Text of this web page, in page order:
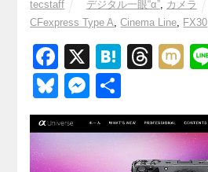
tecstaff デジタル一眼“α”, カメラ
CFexpress Type A,Cinema Line, FX30
F
a
c
e
b
X
H
e
n
a
T
e
a
d
M
Bl
u
e
sk
M
e
ss
e
有